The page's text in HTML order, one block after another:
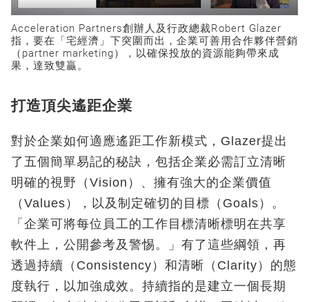
Acceleration Partners創辦人及行政總裁Robert Glazer
指，要在「宅經濟」下突圍而出，企業可善用合作夥伴營銷
（partner marketing），以確保投放的資源能夠帶來成
果，達致雙贏。
打造頂尖遙距企業
對於企業如何適應遙距工作新模式，Glazer提出
了五個簡單易記的秘訣，包括企業必需訂立清晰
明確的視野（Vision）、擁有強大的企業價值
（Values），以及制定確切的目標（Goals）。
「企業可將每位員工的工作目標清晰標明在共享
軟件上，公開參考及警惕。」有了這些綱領，再
透過持續（Consistency）和清晰（Clarity）的態
度執行，以加強成效。持續指的是建立一個長期